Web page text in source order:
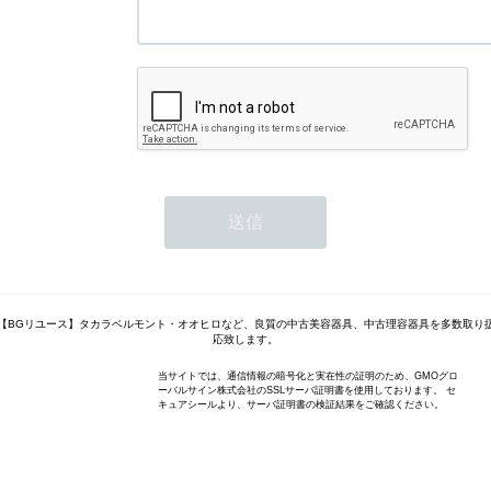
BGリユース】タカラベルモント・オオヒロなど、良質の中古美容器具、中古理容器具を多数取り
応致します。
当サイトでは、通信情報の暗号化と実在性の証明のため、GMOグロ
ーバルサイン株式会社のSSLサーバ証明書を使用しております。 セ
キュアシールより、サーバ証明書の検証結果をご確認ください。